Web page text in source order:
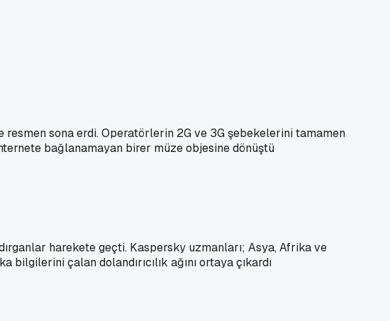
sona erdi. Operatörlerin 2G ve 3G şebekelerini tamamen
bağlanamayan birer müze objesine dönüştü
harekete geçti. Kaspersky uzmanları; Asya, Afrika ve
çalan dolandırıcılık ağını ortaya çıkardı